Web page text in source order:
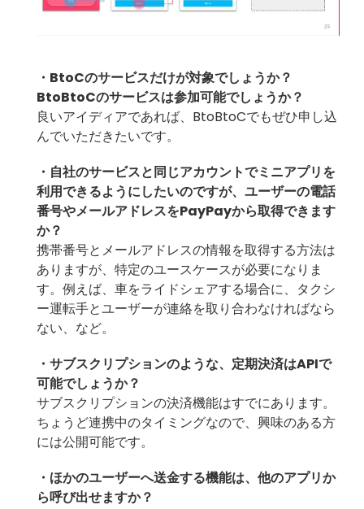
・BtoCのサービスだけが対象でしょうか？
BtoBtoCのサービスは参加可能でしょうか？
良いアイディアであれば、BtoBtoCでもぜひ申し込
んでいただきたいです。
・自社のサービスと同じアカウントでミニアプリを
利用できるようにしたいのですが、ユーザーの電話
番号やメールアドレスをPayPayから取得できます
か？
携帯番号とメールアドレスの情報を取得する方法は
ありますが、特定のユースケースが必要になりま
す。例えば、車をライドシェアする場合に、タクシ
ー運転手とユーザーが連絡を取り合わなければなら
ない、など。
・サブスクリプションのような、定期決済はAPIで
可能でしょうか？
サブスクリプションの決済機能はすでにあります。
ちょうど連携中のタイミングなので、興味のある方
には公開可能です。
・ほかのユーザーへ送金する機能は、他のアプリか
ら呼び出せますか？